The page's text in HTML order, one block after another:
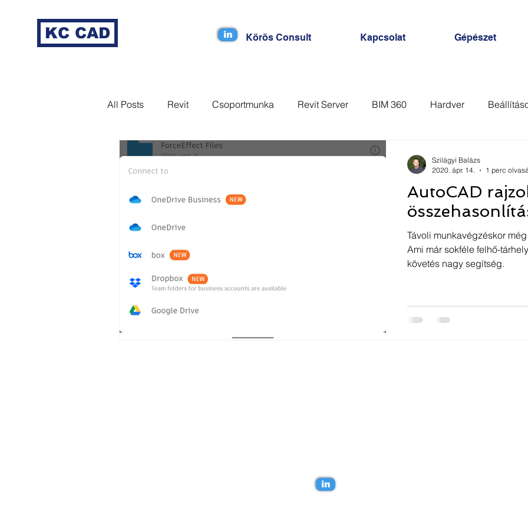
KC CAD in Körös Consult Kapcsolat Gépészet
All Posts Revit Csoportmunka Revit Server BIM 360 Hardver
MagiCAD Coordination Analysis
Dynamo Tag Revizto
AutoCAD
Távoli munkavégzéskor
Ami már sokféle felhő-
követés nagy segítség.
Szilágyi Balázs
2020. ápr. 14.
1 perc
in